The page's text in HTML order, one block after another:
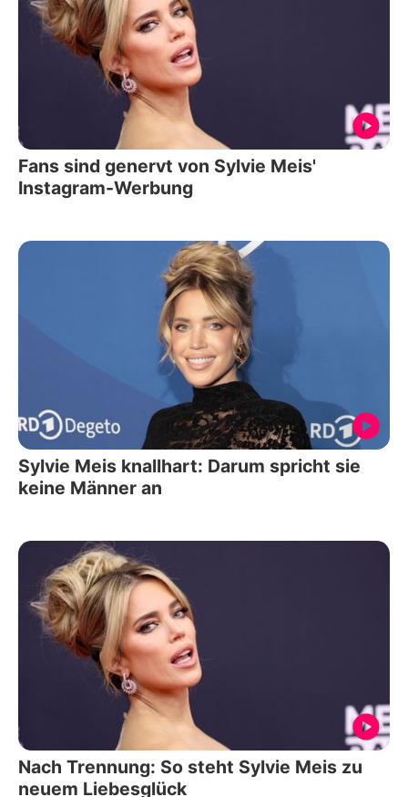
Fans sind genervt von Sylvie Meis'
Instagram-Werbung
Sylvie Meis knallhart: Darum spricht sie
keine Männer an
Nach Trennung: So steht Sylvie Meis zu
neuem Liebesglück